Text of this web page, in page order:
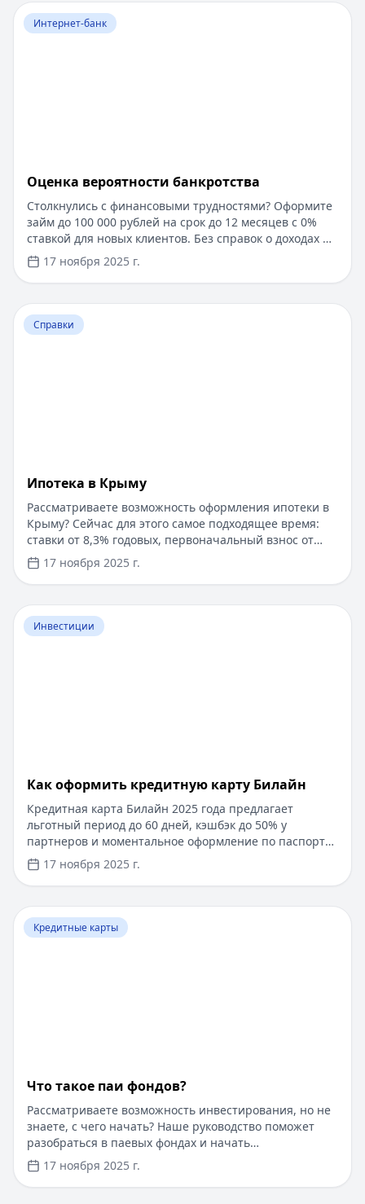
Перейти к статье: Оценка вероятности банкротства
Интернет-банк
Оценка вероятности банкротства
Столкнулись с финансовыми трудностями? Оформите
займ до 100 000 рублей на срок до 12 месяцев с 0%
ставкой для новых клиентов. Без справок о доходах и
документов — решение за 5 минут. Получите деньги
быстро и прозрачно через проверенные сервисы.
17 ноября 2025 г.
Перейти к статье:
Справки
Ипотека в Крыму
Рассматриваете возможность оформления ипотеки в
Крыму? Сейчас для этого самое подходящее время:
ставки от 8,3% годовых, первоначальный взнос от
15%, срок рассмотрения заявки — от 1 дня. Доступны
программы господдержки с пониженной ставкой от
6%. Одобрение без подтверждения дохода справкой
2-НДФЛ, достаточно выписки по счету. Срок
кредитования — до 30 лет.
17 ноября 2025 г.
Перейти к статье: ​Как оформить кредитную карту
Инвестиции
​Как оформить кредитную карту Билайн
Кредитная карта Билайн 2025 года предлагает
льготный период до 60 дней, кэшбэк до 50% у
партнеров и моментальное оформление по паспорту.
Заемные средства до 300 000 рублей доступны без
подтверждения дохода. Узнайте, как получить карту с
выгодными условиями и управлять финансами
эффективно. Для сравнения кредитных продуктов и
выбора оптимального решения воспользуйтесь
сервисом Кредитный Зай, где собраны актуальные
17 ноября 2025 г.
Перейти к статье:
Кредитные карты
Что такое паи фондов?
Рассматриваете возможность инвестирования, но не
знаете, с чего начать? Наше руководство поможет
разобраться в паевых фондах и начать
инвестировать даже с небольшой суммы. Пока вы
думаете об инвестициях, воспользуйтесь быстрым
онлайн-кредитом до 100 000 рублей на срок до 1 года.
17 ноября 2025 г.